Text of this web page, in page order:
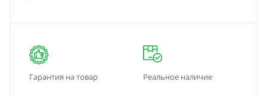
Гарантия на товар Реальное наличие